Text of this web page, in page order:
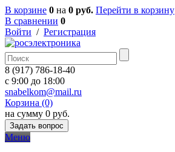
В корзине 0 на 0 руб. Перейти в корзину
В сравнении 0
Войти / Регистрация
8 (917) 786-18-40
c 9:00 до 18:00
snabelkom@mail.ru
Корзина (0)
на сумму 0 руб.
Задать вопрос
Меню